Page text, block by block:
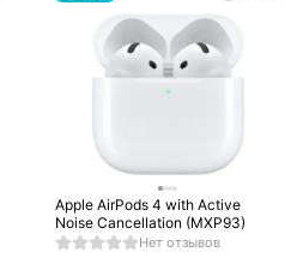
Apple AirPods 4 with Active
Noise Cancellation (MXP93)
Нет отзывов